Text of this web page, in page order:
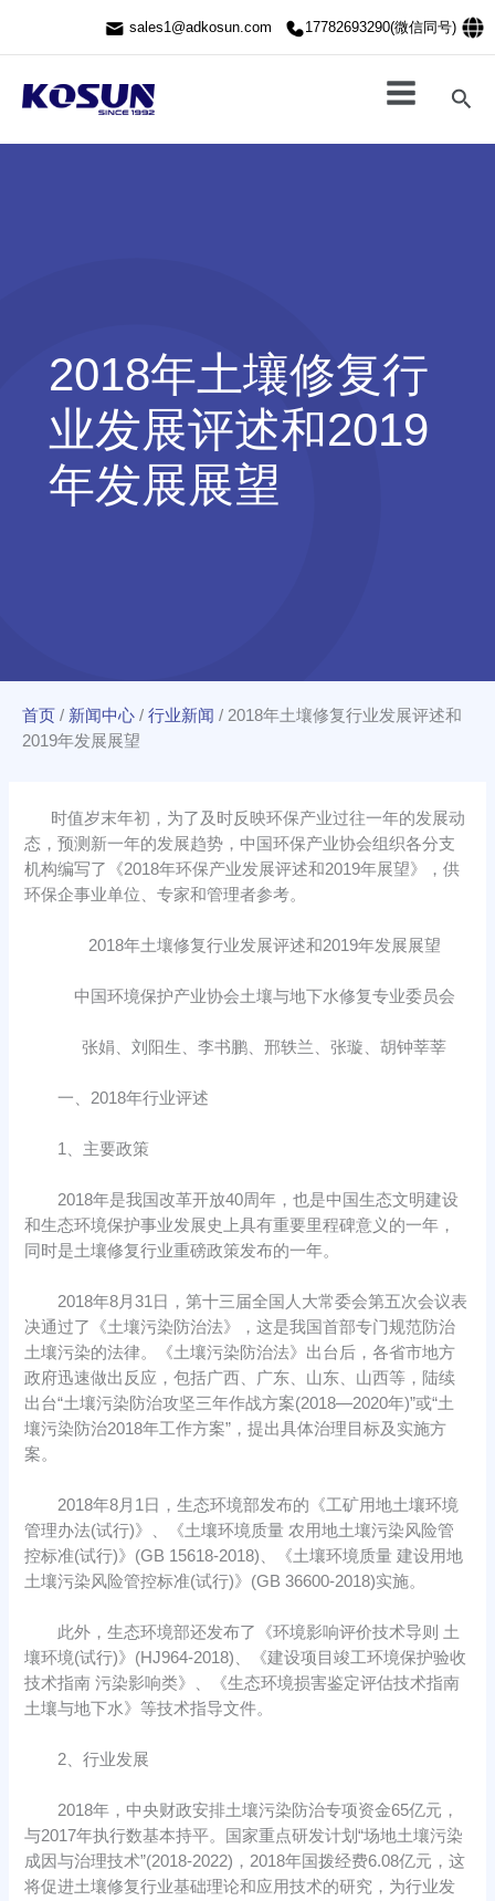
sales1@adkosun.com 17782693290(微信同号)
搜
索
2018年土壤修复行
业发展评述和2019
年发展展望
首页 / 新闻中心 / 行业新闻 / 2018年土壤修复行业发展评述和
2019年发展展望
时值岁末年初，为了及时反映环保产业过往一年的发展动
态，预测新一年的发展趋势，中国环保产业协会组织各分支
机构编写了《2018年环保产业发展评述和2019年展望》，供
环保企事业单位、专家和管理者参考。
2018年土壤修复行业发展评述和2019年发展展望
中国环境保护产业协会土壤与地下水修复专业委员会
张娟、刘阳生、李书鹏、邢轶兰、张璇、胡钟莘莘
一、2018年行业评述
1、主要政策
2018年是我国改革开放40周年，也是中国生态文明建设
和生态环境保护事业发展史上具有重要里程碑意义的一年，
同时是土壤修复行业重磅政策发布的一年。
2018年8月31日，第十三届全国人大常委会第五次会议表
决通过了《土壤污染防治法》，这是我国首部专门规范防治
土壤污染的法律。《土壤污染防治法》出台后，各省市地方
政府迅速做出反应，包括广西、广东、山东、山西等，陆续
出台“土壤污染防治攻坚三年作战方案(2018—2020年)”或“土
壤污染防治2018年工作方案”，提出具体治理目标及实施方
案。
2018年8月1日，生态环境部发布的《工矿用地土壤环境
管理办法(试行)》、《土壤环境质量 农用地土壤污染风险管
控标准(试行)》(GB 15618-2018)、《土壤环境质量 建设用地
土壤污染风险管控标准(试行)》(GB 36600-2018)实施。
此外，生态环境部还发布了《环境影响评价技术导则 土
壤环境(试行)》(HJ964-2018)、《建设项目竣工环境保护验收
技术指南 污染影响类》、《生态环境损害鉴定评估技术指南
土壤与地下水》等技术指导文件。
2、行业发展
2018年，中央财政安排土壤污染防治专项资金65亿元，
与2017年执行数基本持平。国家重点研发计划“场地土壤污染
成因与治理技术”(2018-2022)，2018年国拨经费6.08亿元，这
将促进土壤修复行业基础理论和应用技术的研究，为行业发